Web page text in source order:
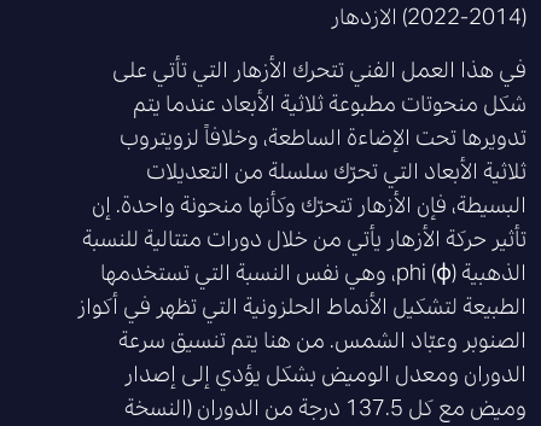
(2022-2014) الازدهار
في هذا العمل الفني تتحرك الأزهار التي تأتي على
شكل منحوتات مطبوعة ثلاثية الأبعاد عندما يتم
تدويرها تحت الإضاءة الساطعة، وخلافاً لزويتروب
ثلاثية الأبعاد التي تحرّك سلسلة من التعديلات
البسيطة، فإن الأزهار تتحرّك وكأنها منحونة واحدة. إن
تأثير حركة الأزهار يأتي من خلال دورات متتالية للنسبة
الذهبية(phi (
ϕ
، وهي نفس النسبة التي تستخدمها
الطبيعة لتشكيل الأنماط الحلزونية التي تظهر في أكواز
الصنوبر وعبّاد الشمس. من هنا يتم تنسيق سرعة
الدوران ومعدل الوميض بشكل يؤدي إلى إصدار
وميض مع كل
درجة من الدوران (النسخة